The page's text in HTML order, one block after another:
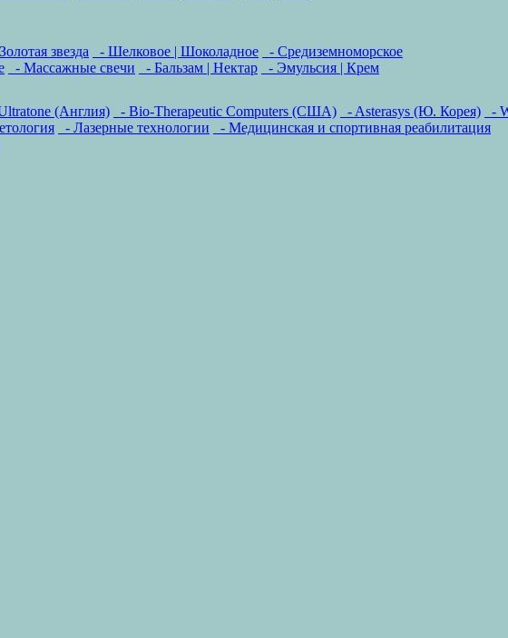
звезда - Шелковое | Шоколадное
- Средиземноморское
- Массажные свечи - Бальзам | Нектар
- Эмульсия | Крем
(Англия) - Bio-Therapeutic Computers (США) - Asterasys (Ю. Корея)
-
- Лазерные технологии
- Медицинская и спортивная реабилитация